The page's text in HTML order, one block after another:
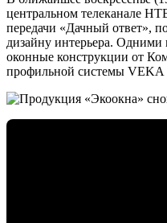
центральном телеканале
передачи «Дачный ответ»,
дизайну интерьера. Одними
оконные конструкции от
профильной системы VEKA